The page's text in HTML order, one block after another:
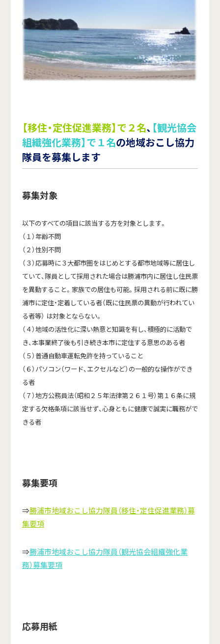
【移住・定住促進業務】で２名、 【観光協会
組織強化業務】で１名の地域おこし協力
隊員を募集します
募集対象
以下のすべての項目に該当する方を対象とします。
（１）年齢不問
（２）性別不問
（３）応募時に３大都市圏をはじめとする都市地域等に居住し
ていて、隊員として採用された場合は勝浦市内に居住し住民票
を異動すること。家族での居住も可能。採用される前に既に勝
浦市に定住・定着している者（既に住民票の異動が行われてい
る者等） は対象とならない。
（４）地域の活性化に深い熱意と知識を有し、積極的に活動で
き、本事業終了後も引き続き本市に定住する意思のある者
（５）普通自動車運転免許を持っていること
（６）パソコン（ワード、エクセルなど）の一般的な操作ができ
る者
（７）地方公務員法（昭和２５年法律第２６１号）第１６条に規
定する欠格条項に該当せず、心身ともに健康で誠実に職務がで
きる者
募集要項
⇒勝浦市地域おこし協力隊員（移住・定住促進業務）募
集要項
⇒勝浦市地域おこし協力隊員（観光協会組織強化業
務）募集要項
応募用紙